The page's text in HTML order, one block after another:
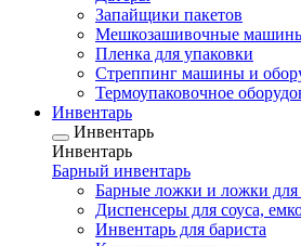
Запайщики пакетов
Мешкозашивочные
Пленка для упаковки
Стреппинг машины и
Термоупаковочное
Инвентарь
Инвентарь
Инвентарь
Барный инвентарь
Барные ложки и ложки
Диспенсеры для соуса,
Инвентарь для бариста